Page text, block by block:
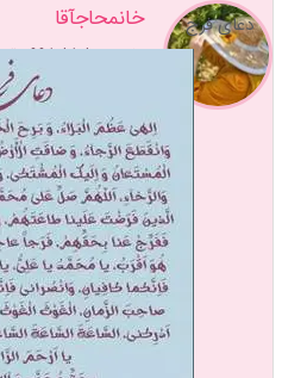
خانمحاجآقا
عضویت: 1399/08/08
دعای فرج